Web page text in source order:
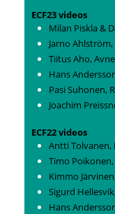
ECF23 videos
Milan Piskla &
Jarno
Tiitus Aho,
Hans
Pasi Suhonen,
Joachim
ECF22 videos
Antti Tolvanen,
Timo
Kimmo
Sigurd
Hans